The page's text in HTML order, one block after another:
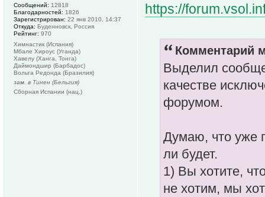
https://
Комментарий
Выделил
качестве
форумом.
Думаю, что уже
ли будет.
1) Вы хотите,
не хотим, мы
Сообщений: 12818
Благодарностей: 1826
Зарегистрирован: 22 янв 2010, 14:37
Откуда: Буденновск, Россия
Рейтинг: 970
Химнастик (Испания)
Мбале Хироус (Уганда)
Хавелу (Ханга, Тонга)
Даймондшир (Барбадос)
Вольта Редонда (Бразилия)
зам. в Тинен (Бельгия)
Сборная Испании (нац.)